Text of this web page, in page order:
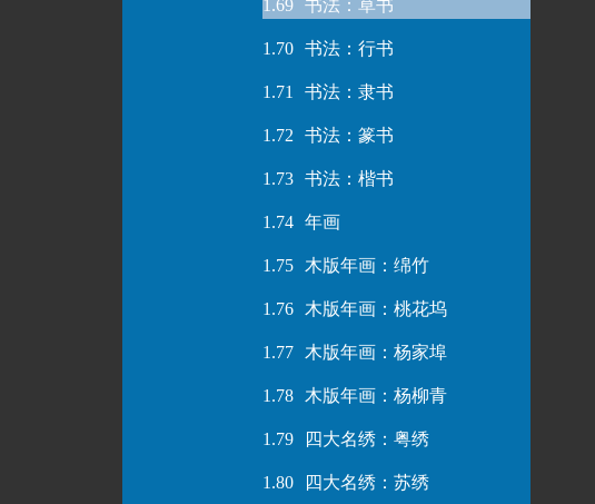
1.69 书法：草书
1.70 书法：行书
1.71 书法：隶书
1.72 书法：篆书
1.73 书法：楷书
1.74 年画
1.75 木版年画：绵竹
1.76 木版年画：桃花坞
1.77 木版年画：杨家埠
1.78 木版年画：杨柳青
1.79 四大名绣：粤绣
1.80 四大名绣：苏绣